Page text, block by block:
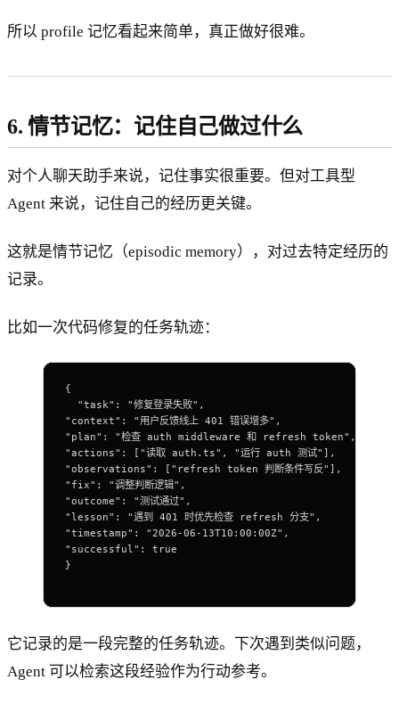
所以 profile 记忆看起来简单，真正做好很难。
6. 情节记忆：记住自己做过什么
对个人聊天助手来说，记住事实很重要。但对工具型
Agent 来说，记住自己的经历更关键。
这就是情节记忆（episodic memory），对过去特定经历的
记录。
比如一次代码修复的任务轨迹：
{
  "task": "修复登录失败",
"context": "用户反馈线上 401 错误增多",
"plan": "检查 auth middleware 和 refresh token",
"actions": ["读取 auth.ts", "运行 auth 测试"],
"observations": ["refresh token 判断条件写反"],
"fix": "调整判断逻辑",
"outcome": "测试通过",
"lesson": "遇到 401 时优先检查 refresh 分支",
"timestamp": "2026-06-13T10:00:00Z",
"successful": true
}
它记录的是一段完整的任务轨迹。下次遇到类似问题，
Agent 可以检索这段经验作为行动参考。